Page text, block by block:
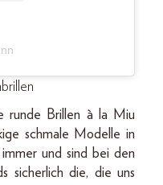
runde Brillen à la Miu
schmale Modelle in
und sind bei den
sicherlich die, die uns